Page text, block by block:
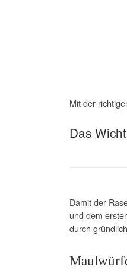
Mit der
Das
Damit der
und dem
durch